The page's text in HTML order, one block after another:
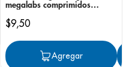
Agregar
megalabs comprimidos
$9,50
Agregar